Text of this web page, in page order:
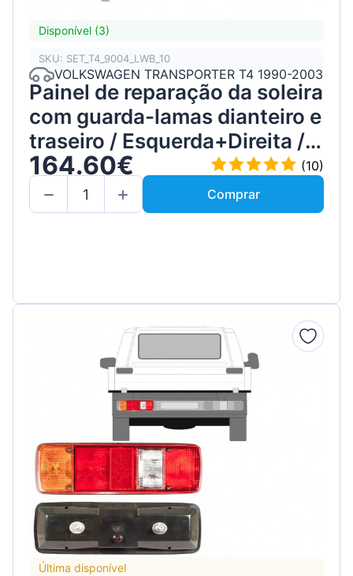
Disponível (3)
SKU: SET_T4_9004_LWB_10
VOLKSWAGEN TRANSPORTER T4 1990-2003
Painel de reparação da soleira
com guarda-lamas dianteiro e
traseiro / Esquerda+Direita /
Conjunto
164.60€
(10)
Comprar
Última disponível